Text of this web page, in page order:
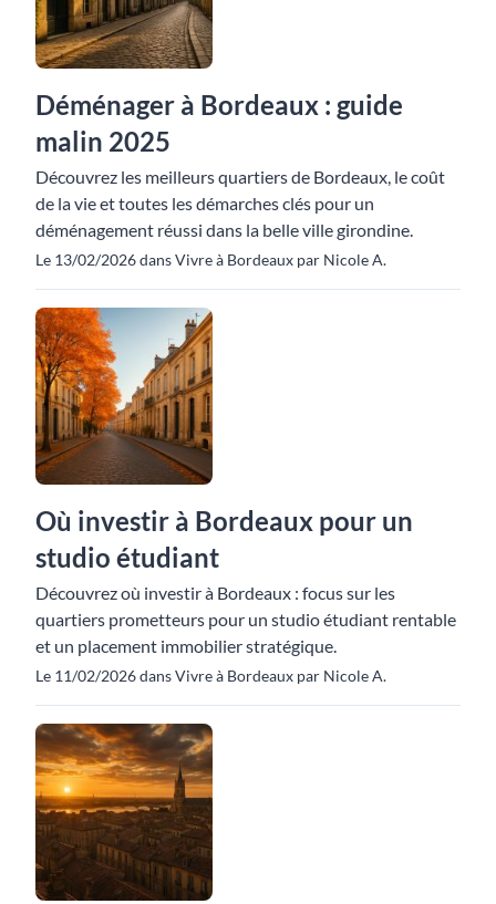
Déménager à Bordeaux : guide
malin 2025
Découvrez les meilleurs quartiers de Bordeaux, le coût
de la vie et toutes les démarches clés pour un
déménagement réussi dans la belle ville girondine.
Le 13/02/2026 dans Vivre à Bordeaux par Nicole A.
Où investir à Bordeaux pour un
studio étudiant
Découvrez où investir à Bordeaux : focus sur les
quartiers prometteurs pour un studio étudiant rentable
et un placement immobilier stratégique.
Le 11/02/2026 dans Vivre à Bordeaux par Nicole A.